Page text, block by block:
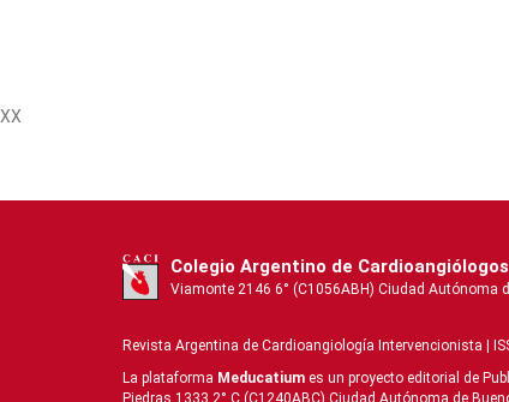
XX
Colegio Argentino de
Viamonte 2146 6° (C1056ABH) Ciudad Autónoma
Revista Argentina de Cardioangiologí­a Intervencionista |
La plataforma Meducatium es un proyecto editorial de